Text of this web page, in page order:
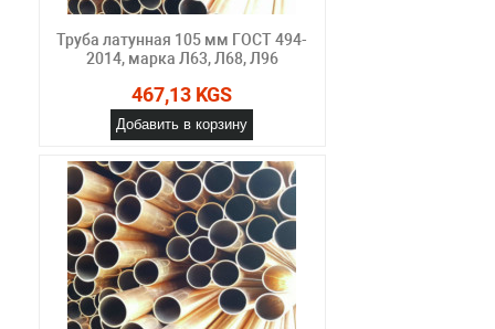
Труба латунная 105 мм ГОСТ 494-
2014, марка Л63, Л68, Л96
467,13 KGS
Добавить в корзину